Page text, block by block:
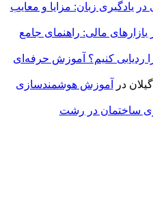
یادگیری زبان: مزایا و معایب
بازارهای مالی: راهنمای جامع
ردیابی کنیم؟ آموزش حرفه‌ای
در
آموزش هوشمندسازی
ساختمان در رشت